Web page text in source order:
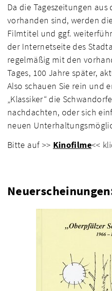
Da die Tageszeitungen
vorhanden sind, werden
Filmtitel und ggf.
der Internetseite des
regelmäßig mit den
Tages, 100 Jahre später,
Also schauen Sie rein und
„Klassiker“ die
nachdachten, oder sich
neuen
Bitte auf >> Kinofilme<<